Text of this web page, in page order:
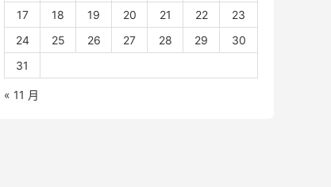
17
18 19 20 21 22
23
24
25 26 27 28 29
30
31
« 11 月